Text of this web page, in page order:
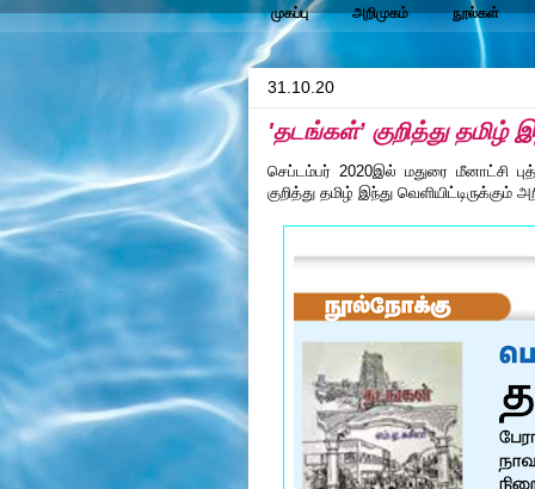
முகப்பு அறிமுகம் நூல்கள்
31.10.20
'தடங்கள்’ குறித்து தமிழ்
செப்டம்பர் 2020இல் மதுரை மீனாட்சி
குறித்து தமிழ் இந்து வெளியிட்டிருக்கும்